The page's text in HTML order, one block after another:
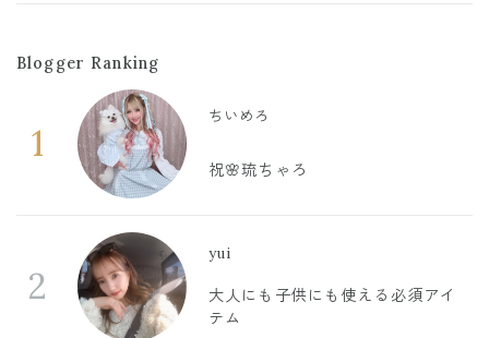
Blogger Ranking
1
ちいめろ
祝🌸琉ちゃろ
2
yui
大人にも子供にも使える必須アイ
テム